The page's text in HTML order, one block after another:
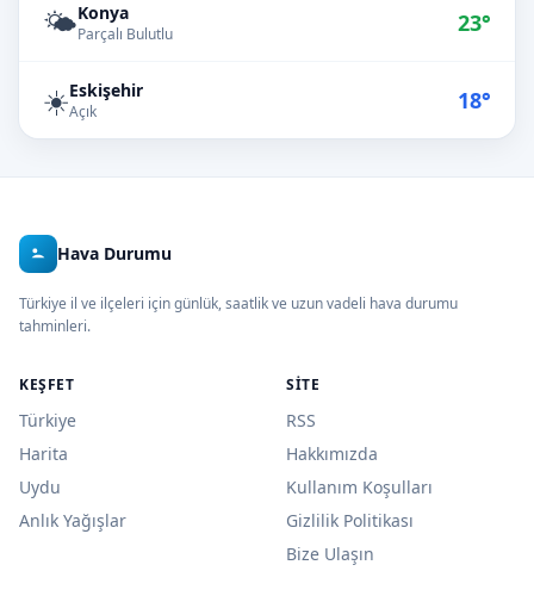
🌤️Konya
Parçalı Bulutlu 23°
☀️Eskişehir
Açık 18°
Hava Durumu
Türkiye il ve ilçeleri için günlük, saatlik ve uzun vadeli hava durumu
tahminleri.
KEŞFET
Türkiye
Harita
Uydu
Anlık Yağışlar
SITE
RSS
Hakkımızda
Kullanım Koşulları
Gizlilik Politikası
Bize Ulaşın